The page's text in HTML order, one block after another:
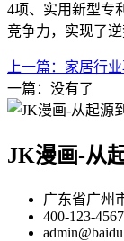
4项、实用新型专
竞争力，实现了逆
上一篇：家居行
一篇：没有了
JK漫画-从
广东省广州
400-123-4567